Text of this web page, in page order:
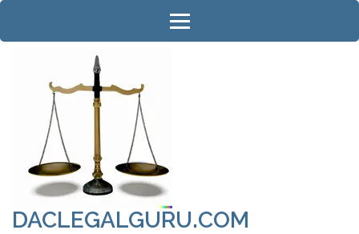
Ga
inhoud
DACLEGALGURU.COM